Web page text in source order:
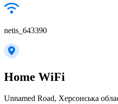
netis_643390
Home WiFi
Unnamed Road, Херсонська